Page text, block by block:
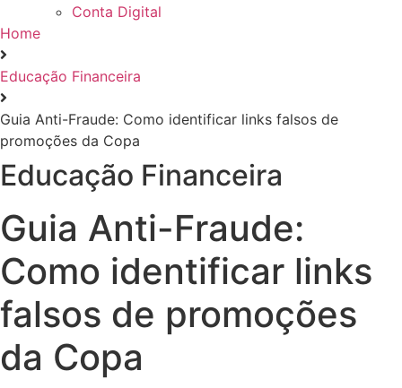
Conta Digital
Home
Educação Financeira
Guia Anti-Fraude: Como identificar links falsos de
promoções da Copa
Educação Financeira
Guia Anti-Fraude:
Como identificar links
falsos de promoções
da Copa